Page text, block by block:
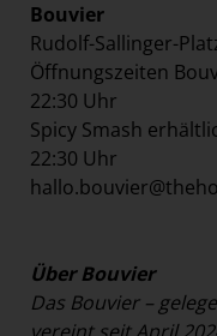
Bouvier
Rudolf-Sallinger-
Öffnungszeiten
22:30 Uhr
Spicy Smash
22:30 Uhr
Über Bouvier
Das Bouvier –